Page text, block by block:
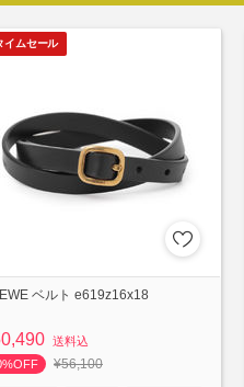
イムセール
ベルト e619z16x18
送料込
¥56,100